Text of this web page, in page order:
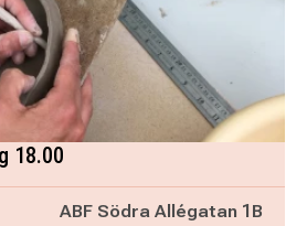
18.00
ABF Södra Allégatan 1B